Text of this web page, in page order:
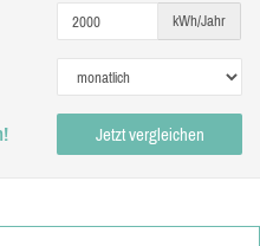
kWh/Jahr
Jetzt vergleichen